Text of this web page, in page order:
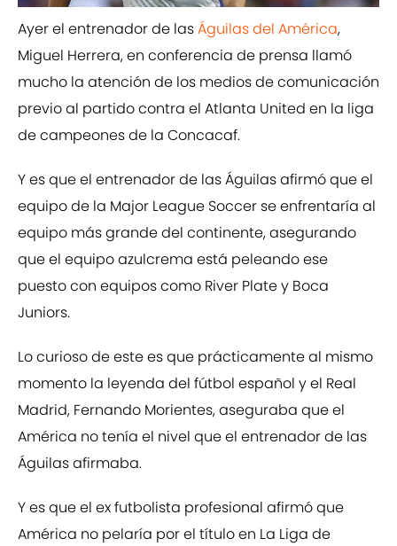
Ayer el entrenador de las​ Águilas del América,
Miguel Herrera, en conferencia de prensa llamó
mucho la atención de los medios de comunicación
previo al partido contra el Atlanta United en la liga
de campeones de la Concacaf.
Y es que el entrenador de las Águilas afirmó que el
equipo de la Major League Soccer se enfrentaría al
equipo más grande del continente, asegurando
que el equipo azulcrema está peleando ese
puesto con equipos como River Plate y Boca
Juniors.
Lo curioso de este es que prácticamente al mismo
momento la leyenda del fútbol español y el Real
Madrid, Fernando Morientes, aseguraba que el
América no tenía el nivel que el entrenador de las
Águilas afirmaba.
Y es que el ex futbolista profesional afirmó que
América no pelaría por el título en La Liga de